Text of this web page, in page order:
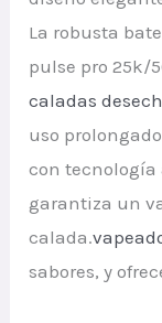
La robusta
pulse pro 25k/
caladas
uso
con tecnología
garantiza un
calada.
sabores, y